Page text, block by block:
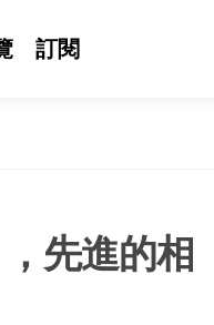
訂閱
先進的相